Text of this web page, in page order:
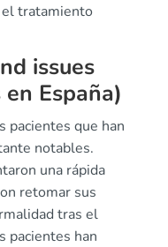
el tratamiento
issues
España)
pacientes que han
notables.
una rápida
retomar sus
tras el
pacientes han